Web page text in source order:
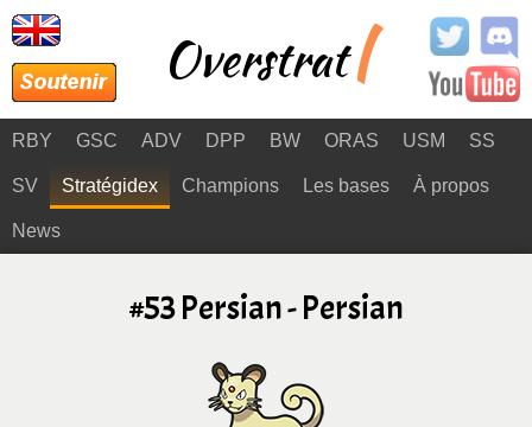
Overstrat|
RBY GSC ADV DPP BW ORAS USM SS
SV Stratégidex Champions Les bases À propos
News
#53 Persian - Persian